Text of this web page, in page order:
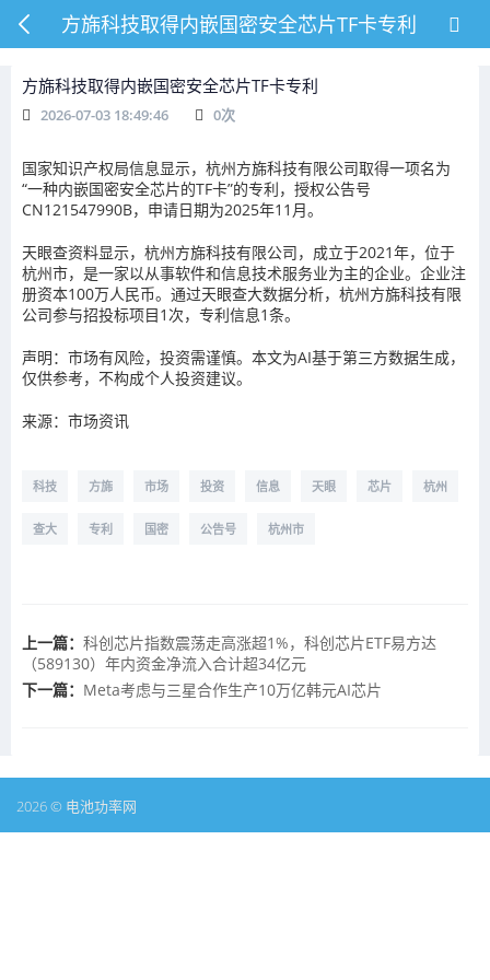
方旆科技取得内嵌国密安全芯片TF卡专利
方旆科技取得内嵌国密安全芯片TF卡专利
2026-07-03 18:49:46 0次
国家知识产权局信息显示，杭州方旆科技有限公司取得一项名为
“一种内嵌国密安全芯片的TF卡”的专利，授权公告号
CN121547990B，申请日期为2025年11月。
天眼查资料显示，杭州方旆科技有限公司，成立于2021年，位于
杭州市，是一家以从事软件和信息技术服务业为主的企业。企业注
册资本100万人民币。通过天眼查大数据分析，杭州方旆科技有限
公司参与招投标项目1次，专利信息1条。
声明：市场有风险，投资需谨慎。本文为AI基于第三方数据生成，
仅供参考，不构成个人投资建议。
来源：市场资讯
科技 方旆 市场 投资 信息 天眼 芯片 杭州
查大 专利 国密 公告号 杭州市
上一篇： 科创芯片指数震荡走高涨超1%，科创芯片ETF易方达
（589130）年内资金净流入合计超34亿元
下一篇： Meta考虑与三星合作生产10万亿韩元AI芯片
2026 © 电池功率网